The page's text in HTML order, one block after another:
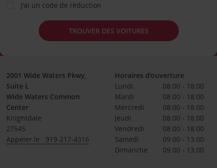
J’ai un code de réduction
TROUVER DES VOITURES
2001 Wide Waters Pkwy,
Suite L
Wide Waters Common
Center
Knightdale
27545
Appeler le : 919-217-4316
Horaires d'ouverture
Lundi
08:00 - 18:00
Mardi
08:00 - 18:00
Mercredi
08:00 - 18:00
Jeudi
08:00 - 18:00
Vendredi
08:00 - 18:00
Samedi
09:00 - 13:00
Dimanche
09:00 - 13:00